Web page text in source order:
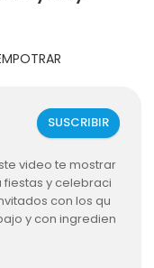
SUSCRIBIR
video te mostrar
y celebraci
con los qu
y con ingredien
Variados y muy